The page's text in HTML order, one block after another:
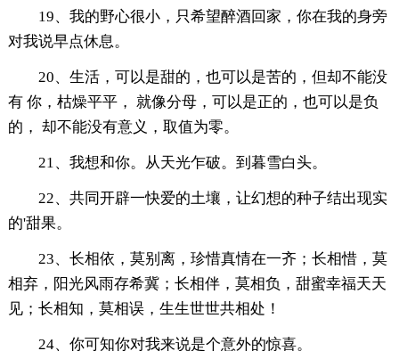
19、我的野心很小，只希望醉酒回家，你在我的身旁
对我说早点休息。
20、生活，可以是甜的，也可以是苦的，但却不能没
有 你，枯燥平平， 就像分母，可以是正的，也可以是负
的， 却不能没有意义，取值为零。
21、我想和你。从天光乍破。到暮雪白头。
22、共同开辟一快爱的土壤，让幻想的种子结出现实
的'甜果。
23、长相依，莫别离，珍惜真情在一齐；长相惜，莫
相弃，阳光风雨存希冀；长相伴，莫相负，甜蜜幸福天天
见；长相知，莫相误，生生世世共相处！
24、你可知你对我来说是个意外的惊喜。